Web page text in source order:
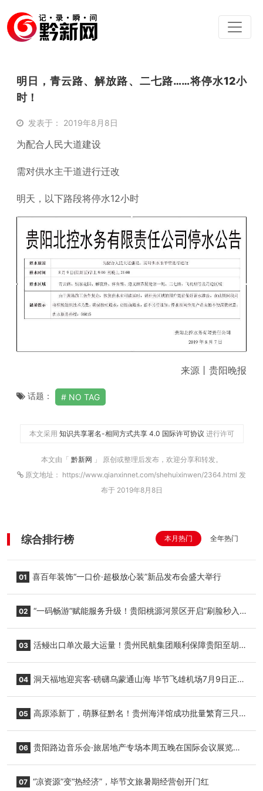
明日，青云路、解放路、二七路……将停水12小
时！
发表于： 2019年8月8日
为配合人民大道建设
需对供水主干道进行迁改
明天，以下路段将停水12小时
来源丨贵阳晚报
话题： NO TAG
本文采用 知识共享署名-相同方式共享 4.0 国际许可协议 进行许可
本文由「 黔新网 」 原创或整理后发布，欢迎分享和转发。
原文地址： https://www.qianxinnet.com/shehuixinwen/2364.html 发
布于 2019年8月8日
综合排行榜 本月热门 全年热门
01 喜百年装饰“一口价·超极放心装”新品发布会盛大举行
02 “一码畅游”赋能服务升级！贵阳桃源河景区开启“刷脸秒入
03 活鳗出口单次最大运量！贵州民航集团顺利保障贵阳至胡
04 洞天福地迎宾客·磅礴乌蒙通山海 毕节飞雄机场7月9日正式
05 高原添新丁，萌豚征黔名！贵州海洋馆成功批量繁育三只
06 贵阳路边音乐会·旅居地产专场本周五晚在国际会议展览中
07 “凉资源”变“热经济”，毕节文旅暑期经营创开门红